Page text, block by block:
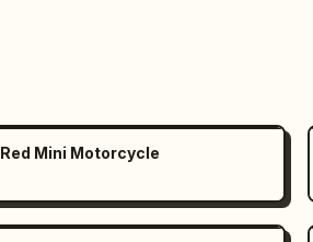
Mini Motorcycle